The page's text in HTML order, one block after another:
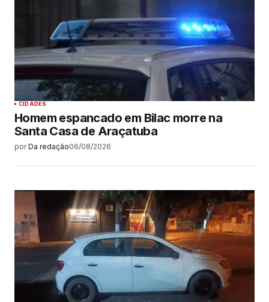
CIDADES
Homem espancado em Bilac morre na
Santa Casa de Araçatuba
por Da redação06/08/2026